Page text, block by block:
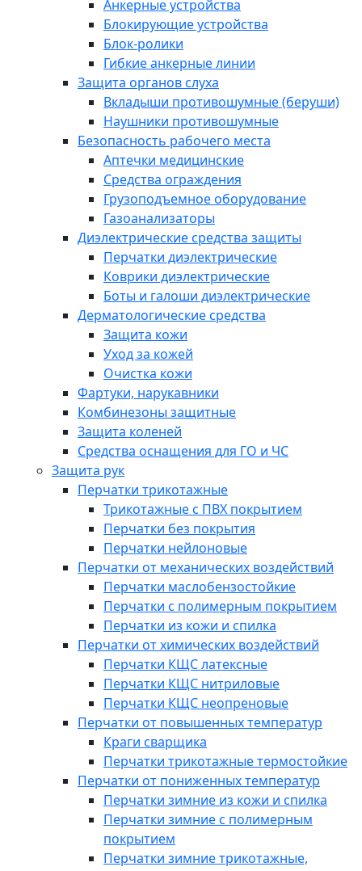
Анкерные устройства
Блокирующие устройства
Блок-ролики
Гибкие анкерные линии
Защита органов слуха
Вкладыши противошумные (беруши)
Наушники противошумные
Безопасность рабочего места
Аптечки медицинские
Средства ограждения
Грузоподъемное оборудование
Газоанализаторы
Диэлектрические средства защиты
Перчатки диэлектрические
Коврики диэлектрические
Боты и галоши диэлектрические
Дерматологические средства
Защита кожи
Уход за кожей
Очистка кожи
Фартуки, нарукавники
Комбинезоны защитные
Защита коленей
Средства оснащения для ГО и ЧС
Защита рук
Перчатки трикотажные
Трикотажные с ПВХ покрытием
Перчатки без покрытия
Перчатки нейлоновые
Перчатки от механических воздействий
Перчатки маслобензостойкие
Перчатки с полимерным покрытием
Перчатки из кожи и спилка
Перчатки от химических воздействий
Перчатки КЩС латексные
Перчатки КЩС нитриловые
Перчатки КЩС неопреновые
Перчатки от повышенных температур
Краги сварщика
Перчатки трикотажные термостойкие
Перчатки от пониженных температур
Перчатки зимние из кожи и спилка
Перчатки зимние с полимерным
покрытием
Перчатки зимние трикотажные,